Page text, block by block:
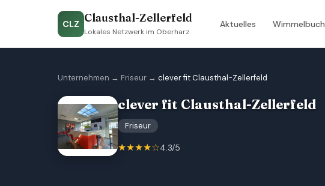
CLZ Clausthal-Zellerfeld
Lokales Netzwerk im Oberharz
Aktuelles Wimmelbuch
Unternehmen → Friseur → clever fit Clausthal-Zellerfeld
clever fit Clausthal-Zellerfeld
Friseur
★★★★☆4.3/5